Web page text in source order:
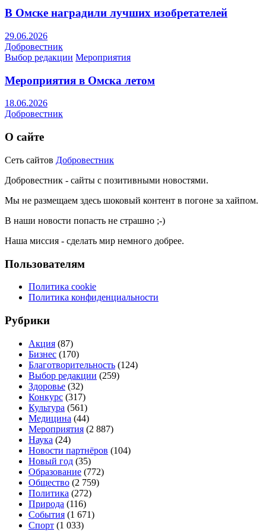
В Омске наградили лучших изобретателей
29.06.2026
Добровестник
Выбор редакции Мероприятия
Мероприятия в Омска летом
18.06.2026
Добровестник
О сайте
Сеть сайтов Добровестник
Добровестник - сайты с позитивными новостями.
Мы не размещаем здесь шоковый контент в погоне за хайпом.
В наши новости попасть не страшно ;-)
Наша миссия - сделать мир немного добрее.
Пользователям
Политика cookie
Политика конфиденциальности
Рубрики
Акция (87)
Бизнес (170)
Благотворительность (124)
Выбор редакции (259)
Здоровье (32)
Конкурс (317)
Культура (561)
Медицина (44)
Мероприятия (2 887)
Наука (24)
Новости партнёров (104)
Новый год (35)
Образование (772)
Общество (2 759)
Политика (272)
Природа (116)
События (1 671)
Спорт (1 033)